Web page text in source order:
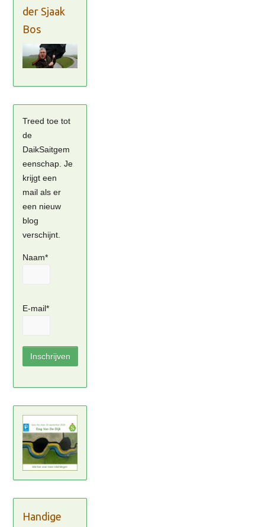
der Sjaak
Bos
Treed toe tot
de
DaikSaitgem
eenschap. Je
krijgt een
mail als er
een nieuw
blog
verschijnt.
Naam*
E-mail*
Handige